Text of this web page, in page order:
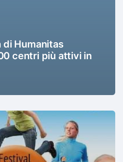
Humanitas
centri più attivi in